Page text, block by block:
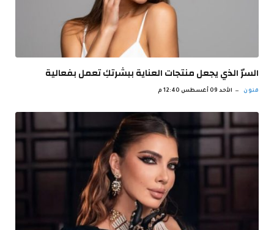
السرّ الذي يجعل منتجات العناية ببشرتكِ تعمل بفعالية
فنون الأحد 09 أغسطس 12:40 م